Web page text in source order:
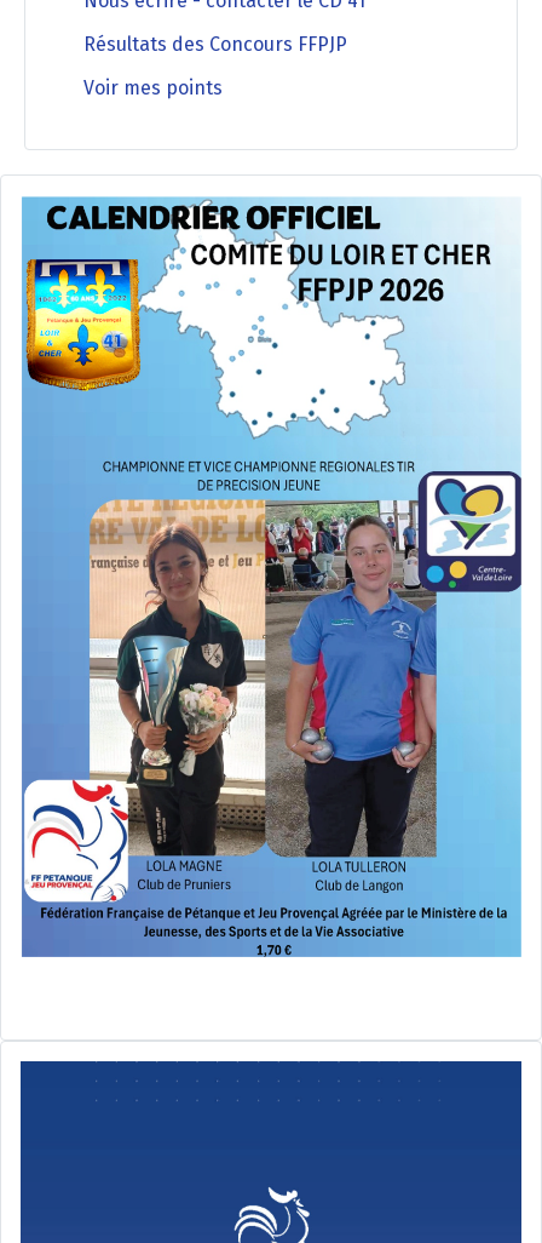
Résultats des Concours FFPJP
Voir mes points